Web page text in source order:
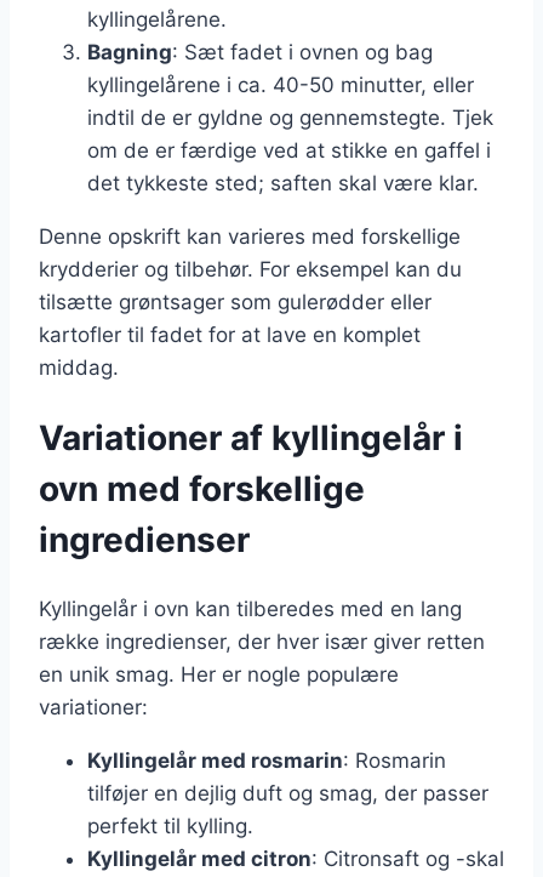
kyllingelårene.
Bagning: Sæt fadet i ovnen og bag
kyllingelårene i ca. 40-50 minutter, eller
indtil de er gyldne og gennemstegte. Tjek
om de er færdige ved at stikke en gaffel i
det tykkeste sted; saften skal være klar.
Denne opskrift kan varieres med forskellige
krydderier og tilbehør. For eksempel kan du
tilsætte grøntsager som gulerødder eller
kartofler til fadet for at lave en komplet
middag.
Variationer af kyllingelår i
ovn med forskellige
ingredienser
Kyllingelår i ovn kan tilberedes med en lang
række ingredienser, der hver især giver retten
en unik smag. Her er nogle populære
variationer:
Kyllingelår med rosmarin: Rosmarin
tilføjer en dejlig duft og smag, der passer
perfekt til kylling.
Kyllingelår med citron: Citronsaft og -skal